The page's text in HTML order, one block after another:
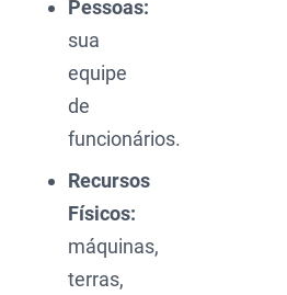
Pessoas:
sua
equipe
de
funcionários.
Recursos
Físicos:
máquinas,
terras,